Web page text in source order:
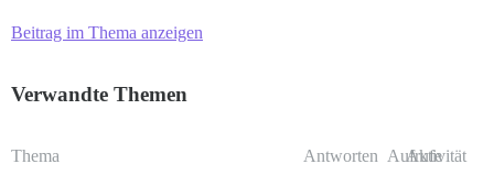
Beitrag im Thema anzeigen
Verwandte Themen
Thema Antworten Aufrufe
Aktivität